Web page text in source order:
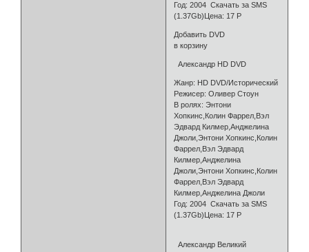
Год: 2004 Скачать за SMS
(1.37Gb)Цена: 17 Р
Добавить DVD
в корзину
Александр HD DVD
Жанр: HD DVD/Исторический
Режисер: Оливер Стоун
В ролях: Энтони
Хопкинс,Колин Фаррел,Вэл
Эдвард Килмер,Анджелина
Джоли,Энтони Хопкинс,Колин
Фаррел,Вэл Эдвард
Килмер,Анджелина
Джоли,Энтони Хопкинс,Колин
Фаррел,Вэл Эдвард
Килмер,Анджелина Джоли
Год: 2004 Скачать за SMS
(1.37Gb)Цена: 17 Р
Александр Великий